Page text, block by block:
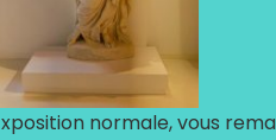
normale, vous